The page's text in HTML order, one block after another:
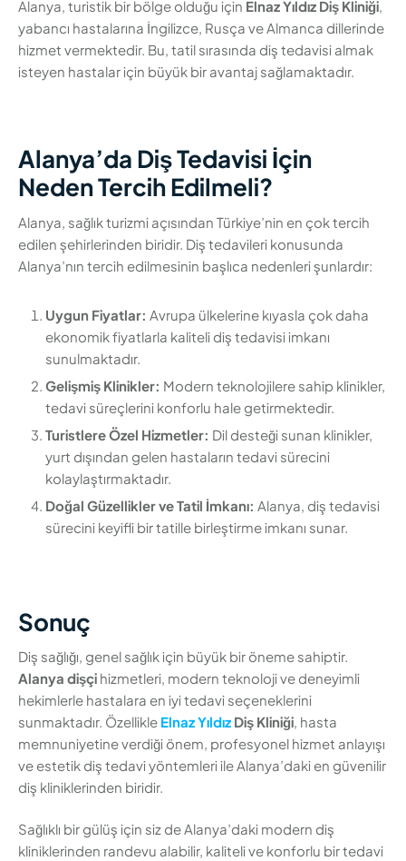
Alanya, turistik bir bölge olduğu için Elnaz Yıldız Diş Kliniği,
yabancı hastalarına İngilizce, Rusça ve Almanca dillerinde
hizmet vermektedir. Bu, tatil sırasında diş tedavisi almak
isteyen hastalar için büyük bir avantaj sağlamaktadır.
Alanya’da Diş Tedavisi İçin
Neden Tercih Edilmeli?
Alanya, sağlık turizmi açısından Türkiye’nin en çok tercih
edilen şehirlerinden biridir. Diş tedavileri konusunda
Alanya’nın tercih edilmesinin başlıca nedenleri şunlardır:
Uygun Fiyatlar: Avrupa ülkelerine kıyasla çok daha
ekonomik fiyatlarla kaliteli diş tedavisi imkanı
sunulmaktadır.
Gelişmiş Klinikler: Modern teknolojilere sahip klinikler,
tedavi süreçlerini konforlu hale getirmektedir.
Turistlere Özel Hizmetler: Dil desteği sunan klinikler,
yurt dışından gelen hastaların tedavi sürecini
kolaylaştırmaktadır.
Doğal Güzellikler ve Tatil İmkanı: Alanya, diş tedavisi
sürecini keyifli bir tatille birleştirme imkanı sunar.
Sonuç
Diş sağlığı, genel sağlık için büyük bir öneme sahiptir.
Alanya dişçi hizmetleri, modern teknoloji ve deneyimli
hekimlerle hastalara en iyi tedavi seçeneklerini
sunmaktadır. Özellikle Elnaz Yıldız Diş Kliniği, hasta
memnuniyetine verdiği önem, profesyonel hizmet anlayışı
ve estetik diş tedavi yöntemleri ile Alanya’daki en güvenilir
diş kliniklerinden biridir.
Sağlıklı bir gülüş için siz de Alanya’daki modern diş
kliniklerinden randevu alabilir, kaliteli ve konforlu bir tedavi